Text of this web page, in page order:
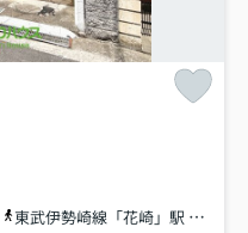
東武伊勢崎線「花崎」駅 徒歩55分